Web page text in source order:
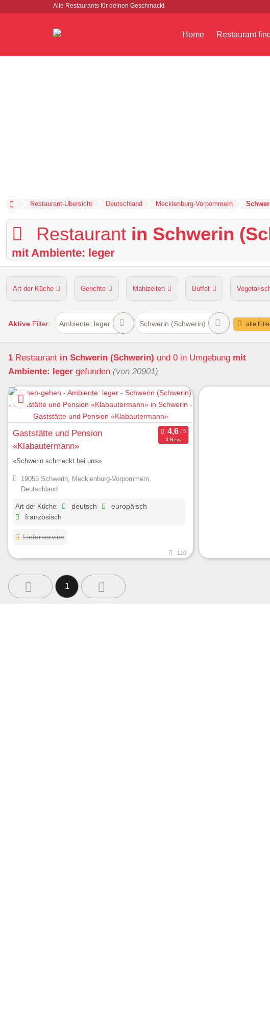
Alle Restaurants für deinen Geschmack!
Home Restaurant
Restaurant-Übersicht Deutschland Mecklenburg-Vorpommern
Restaurant in Schwerin
mit Ambiente: leger
Art der Küche Gerichte Mahlzeiten Buffet
Hunde erlaubt Kapazität Sitzplätze im Freien grüner
Aktive Filter: Ambiente: leger Schwerin (Schwerin) alle
1 Restaurant in Schwerin (Schwerin) und 0 in Umgebung mit
Ambiente: leger gefunden (von 20901)
Gaststätte und Pension
«Klabautermann»
3 Bew.
«Schwerin schmeckt bei uns»
19055 Schwerin, Mecklenburg-Vorpommern,
Deutschland
Art der Küche: deutsch
europäisch
französisch
Lieferservice
110
1